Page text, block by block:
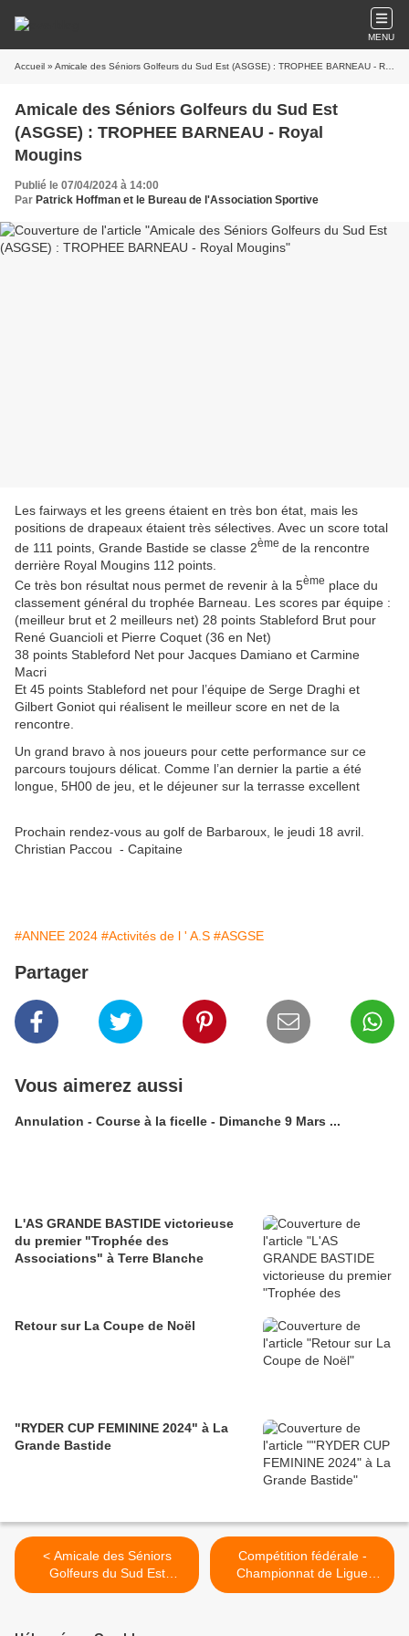
MENU
Accueil » Amicale des Séniors Golfeurs du Sud Est (ASGSE) : TROPHEE BARNEAU - Royal Mougins
Amicale des Séniors Golfeurs du Sud Est
(ASGSE) : TROPHEE BARNEAU - Royal
Mougins
Publié le 07/04/2024 à 14:00
Par Patrick Hoffman et le Bureau de l'Association Sportive
Les fairways et les greens étaient en très bon état, mais les
positions de drapeaux étaient très sélectives. Avec un score total
de 111 points, Grande Bastide se classe 2ème de la rencontre
derrière Royal Mougins 112 points.
Ce très bon résultat nous permet de revenir à la 5ème place du
classement général du trophée Barneau. Les scores par équipe :
(meilleur brut et 2 meilleurs net) 28 points Stableford Brut pour
René Guancioli et Pierre Coquet (36 en Net)
38 points Stableford Net pour Jacques Damiano et Carmine
Macri
Et 45 points Stableford net pour l’équipe de Serge Draghi et
Gilbert Goniot qui réalisent le meilleur score en net de la
rencontre.
Un grand bravo à nos joueurs pour cette performance sur ce
parcours toujours délicat. Comme l’an dernier la partie a été
longue, 5H00 de jeu, et le déjeuner sur la terrasse excellent
Prochain rendez-vous au golf de Barbaroux, le jeudi 18 avril.
Christian Paccou - Capitaine
#ANNEE 2024 #Activités de l ' A.S #ASGSE
Partager
Vous aimerez aussi
Annulation - Course à la ficelle - Dimanche 9 Mars ...
L'AS GRANDE BASTIDE victorieuse
du premier "Trophée des
Associations" à Terre Blanche
Retour sur La Coupe de Noël
"RYDER CUP FEMININE 2024" à La
Grande Bastide
< Amicale des Séniors
Golfeurs du Sud Est
(ASGSE) : TROPHEE
Compétition fédérale -
Championnat de Ligue
Dames 2024 - Ste Maxime